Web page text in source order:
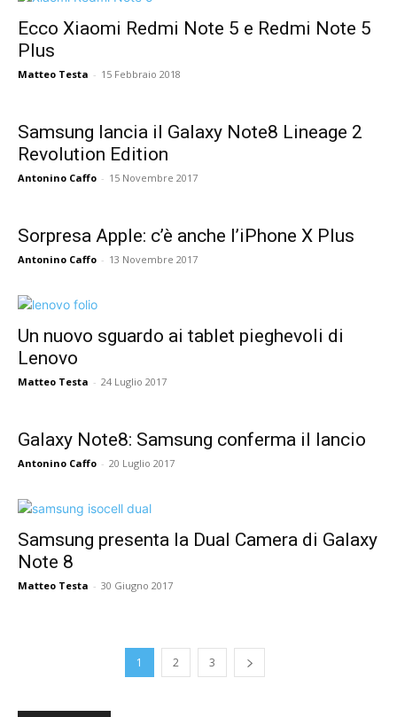
Ecco Xiaomi Redmi Note 5 e Redmi Note 5
Plus
Matteo Testa - 15 Febbraio 2018
Samsung lancia il Galaxy Note8 Lineage 2
Revolution Edition
Antonino Caffo - 15 Novembre 2017
Sorpresa Apple: c’è anche l’iPhone X Plus
Antonino Caffo - 13 Novembre 2017
Un nuovo sguardo ai tablet pieghevoli di
Lenovo
Matteo Testa - 24 Luglio 2017
Galaxy Note8: Samsung conferma il lancio
Antonino Caffo - 20 Luglio 2017
Samsung presenta la Dual Camera di Galaxy
Note 8
Matteo Testa - 30 Giugno 2017
1 2 3